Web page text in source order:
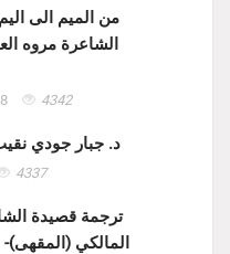
من الميم الى
الشاعرة مروه
4342
د. جبار جودي نقيب
4337
ترجمة قصيدة
المالكي